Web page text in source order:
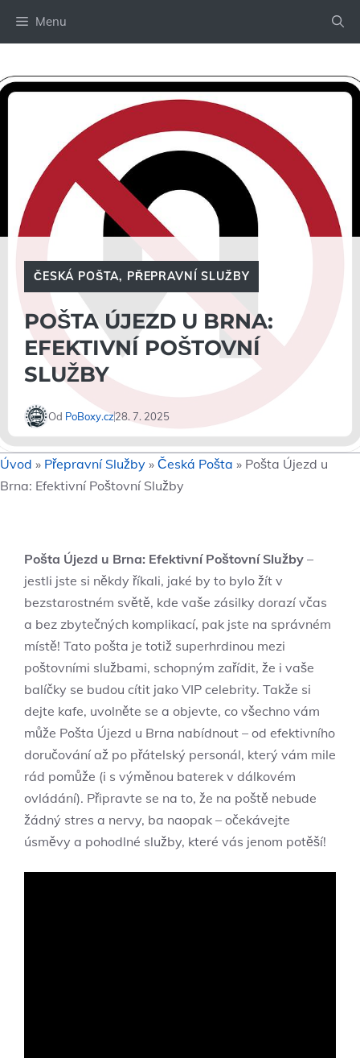
Menu
ČESKÁ POŠTA, PŘEPRAVNÍ SLUŽBY
POŠTA ÚJEZD U BRNA:
EFEKTIVNÍ POŠTOVNÍ
SLUŽBY
Od PoBoxy.cz28. 7. 2025
Úvod » Přepravní Služby » Česká Pošta » Pošta Újezd u
Brna: Efektivní Poštovní Služby
Pošta Újezd u Brna: Efektivní Poštovní Služby –
jestli jste si někdy říkali, jaké by to bylo žít v
bezstarostném světě, kde vaše zásilky dorazí včas
a bez zbytečných komplikací, pak jste na správném
místě! Tato pošta je totiž superhrdinou mezi
poštovními službami, schopným zařídit, že i vaše
balíčky se budou cítit jako VIP celebrity. Takže si
dejte kafe, uvolněte se a objevte, co všechno vám
může Pošta Újezd u Brna nabídnout – od efektivního
doručování až po přátelský personál, který vám mile
rád pomůže (i s výměnou baterek v dálkovém
ovládání). Připravte se na to, že na poště nebude
žádný stres a nervy, ba naopak – očekávejte
úsměvy a pohodlné služby, které vás jenom potěší!